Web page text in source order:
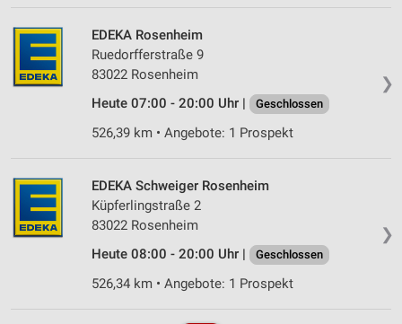
❯
EDEKA Rosenheim
Ruedorfferstraße 9
83022 Rosenheim
Heute 07:00 - 20:00 Uhr |
Geschlossen
526,39 km • Angebote: 1 Prospekt
❯
EDEKA Schweiger Rosenheim
Küpferlingstraße 2
83022 Rosenheim
Heute 08:00 - 20:00 Uhr |
Geschlossen
526,34 km • Angebote: 1 Prospekt